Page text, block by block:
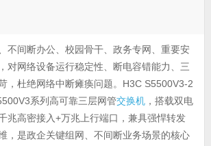
不间断办公、校园骨干、政务专网、重要安
对网络设备运行稳定性、断电容错能力、三
，杜绝网络中断瘫痪问题。H3C S5500V3-2
系列高可靠三层网管交换机，搭载双电
兆高密接入+万兆上行端口，兼具强悍转发
，是政企关键组网、不间断业务场景的核心